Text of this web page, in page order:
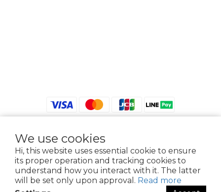
We use cookies
Hi, this website uses essential cookie to ensure
its proper operation and tracking cookies to
understand how you interact with it. The latter
will be set only upon approval. Read more
$ TWD English
2021 © iGreenbag | DoaBag | Working Hrs 8:30 - 18:00｜新北市新莊區中正路